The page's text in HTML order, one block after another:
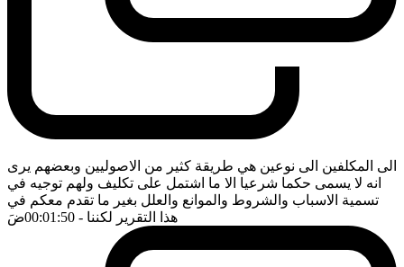
الى المكلفين الى نوعين هي طريقة كثير من الاصوليين وبعضهم يرى
انه لا يسمى حكما شرعيا الا ما اشتمل على تكليف ولهم توجيه في
تسمية الاسباب والشروط والموانع والعلل بغير ما تقدم معكم في
هذا التقرير لكننا - 00:01:50 ضَ